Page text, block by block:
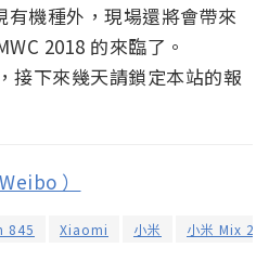
有機種外，現場還將會帶來
2018 的來臨了。
接下來幾天請鎖定本站的報
）
845 Xiaomi 小米 小米 Mix 2s